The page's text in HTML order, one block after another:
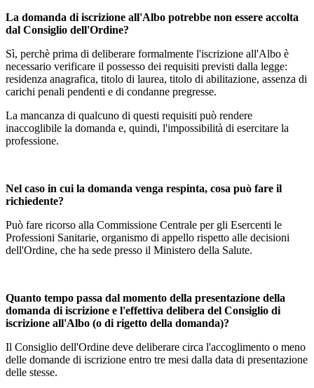
La domanda di iscrizione all'Albo potrebbe non essere accolta
dal Consiglio dell'Ordine?
Sì, perchè prima di deliberare formalmente l'iscrizione all'Albo è
necessario verificare il possesso dei requisiti previsti dalla legge:
residenza anagrafica, titolo di laurea, titolo di abilitazione, assenza di
carichi penali pendenti e di condanne pregresse.
La mancanza di qualcuno di questi requisiti può rendere
inaccoglibile la domanda e, quindi, l'impossibilità di esercitare la
professione.
Nel caso in cui la domanda venga respinta, cosa può fare il
richiedente?
Può fare ricorso alla Commissione Centrale per gli Esercenti le
Professioni Sanitarie, organismo di appello rispetto alle decisioni
dell'Ordine, che ha sede presso il Ministero della Salute.
Quanto tempo passa dal momento della presentazione della
domanda di iscrizione e l'effettiva delibera del Consiglio di
iscrizione all'Albo (o di rigetto della domanda)?
Il Consiglio dell'Ordine deve deliberare circa l'accoglimento o meno
delle domande di iscrizione entro tre mesi dalla data di presentazione
delle stesse.